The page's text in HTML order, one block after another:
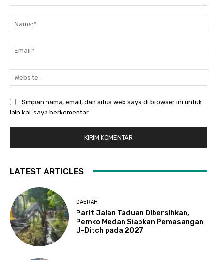
Simpan nama, email, dan situs web saya di browser ini untuk
lain kali saya berkomentar.
LATEST ARTICLES
DAERAH
Parit Jalan Taduan Dibersihkan,
Pemko Medan Siapkan Pemasangan
U-Ditch pada 2027